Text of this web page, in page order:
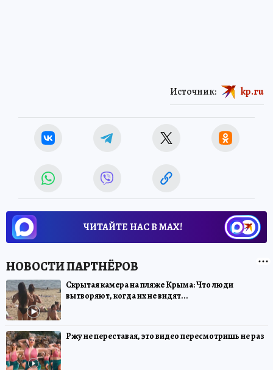
Источник: kp.ru
ЧИТАЙТЕ НАС В МАХ!
Скрытая камера на пляже Крыма: Что люди
вытворяют, когда их не видят...
Ржу не переставая, это видео пересмотришь не раз